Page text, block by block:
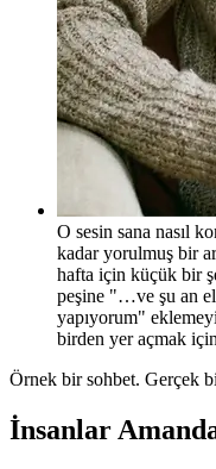
O sesin sana nasıl
kadar yorulmuş bir
hafta için küçük bir
peşine "…ve şu an
yapıyorum"
birden yer açmak
Örnek bir sohbet. Gerçek
İnsanlar